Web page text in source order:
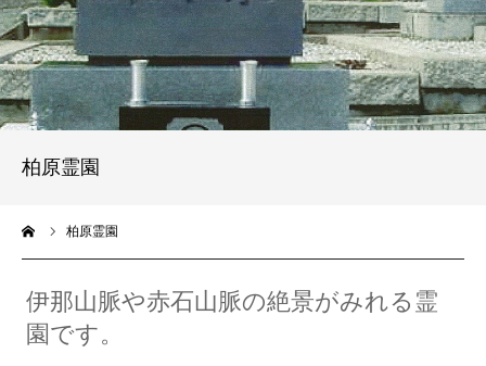
柏原霊園
柏原霊園
伊那山脈や赤石山脈の絶景がみれる霊
園です。
墓地・霊園を探す
吉祥の特徴